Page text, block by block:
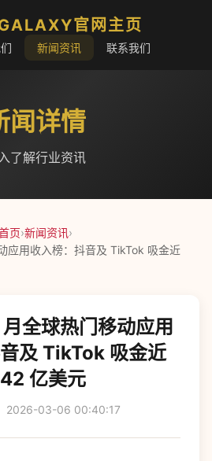
官网主页
新闻资讯 联系我们
闻详情
了解行业资讯
页›新闻资讯›
应用收入榜：抖音及 TikTok 吸金近
全球热门移动应用
及 TikTok 吸金近
亿美元
2026-03-06 00:40:17